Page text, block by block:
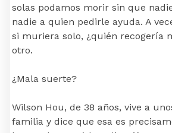
solas podamos morir sin que
nadie a quien pedirle ayuda. A
si muriera solo, ¿quién recogería
otro.
¿Mala suerte?
Wilson Hou, de 38 años, vive a
familia y dice que esa es